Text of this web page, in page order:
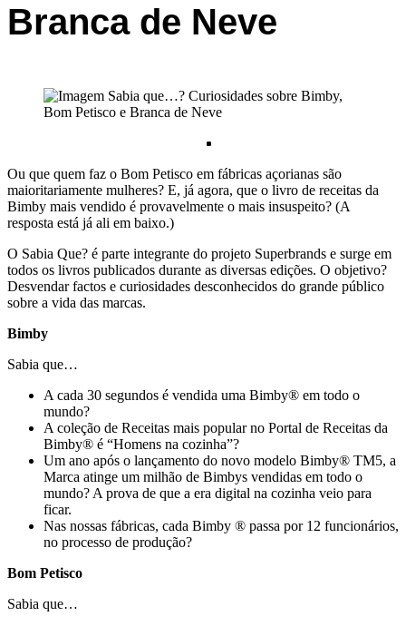
Branca de Neve
Ou que quem faz o Bom Petisco em fábricas açorianas são
maioritariamente mulheres? E, já agora, que o livro de receitas da
Bimby mais vendido é provavelmente o mais insuspeito? (A
resposta está já ali em baixo.)
O Sabia Que? é parte integrante do projeto Superbrands e surge em
todos os livros publicados durante as diversas edições. O objetivo?
Desvendar factos e curiosidades desconhecidos do grande público
sobre a vida das marcas.
Bimby
Sabia que…
A cada 30 segundos é vendida uma Bimby® em todo o
mundo?
A coleção de Receitas mais popular no Portal de Receitas da
Bimby® é “Homens na cozinha”?
Um ano após o lançamento do novo modelo Bimby® TM5, a
Marca atinge um milhão de Bimbys vendidas em todo o
mundo? A prova de que a era digital na cozinha veio para
ficar.
Nas nossas fábricas, cada Bimby ® passa por 12 funcionários,
no processo de produção?
Bom Petisco
Sabia que…